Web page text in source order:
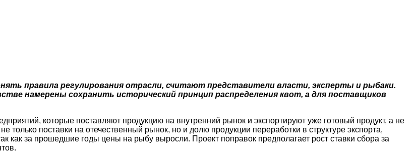
правила регулирования отрасли, считают представители власти, эксперты и рыбаки.
намерены сохранить исторический принцип распределения квот, а для поставщиков
которые поставляют продукцию на внутренний рынок и экспортируют уже готовый продукт, а не
только поставки на отечественный рынок, но и долю продукции переработки в структуре экспорта,
как за прошедшие годы цены на рыбу выросли. Проект поправок предполагает рост ставки сбора за